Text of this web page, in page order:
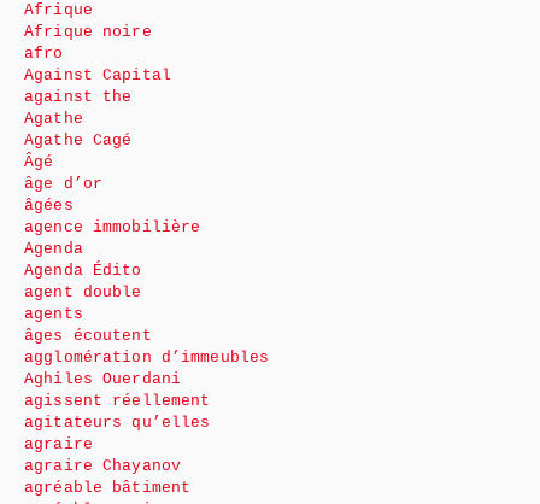
Afrique
Afrique noire
afro
Against Capital
against the
Agathe
Agathe Cagé
Âgé
âge d’or
âgées
agence immobilière
Agenda
Agenda Édito
agent double
agents
âges écoutent
agglomération d’immeubles
Aghiles Ouerdani
agissent réellement
agitateurs qu’elles
agraire
agraire Chayanov
agréable bâtiment